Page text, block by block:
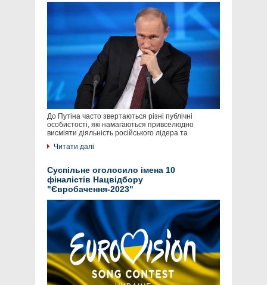
До Путіна часто звертаються різні публічні
особистості, які намагаються привселюдно
висміяти діяльність російського лідера та
Читати далі
Суспільне оголосило імена 10
фіналістів Нацвідбору
"Євробачення-2023"